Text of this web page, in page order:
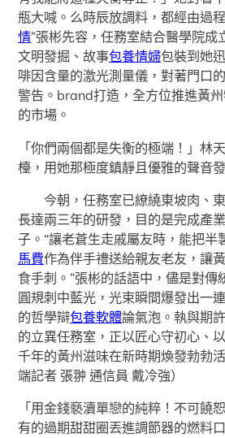
瓶大喊。么時辰放調料，都經由過
情”張彬先容，任務室結合醫學院成
文明發掘、故事包養情婦包裝到她
啡因含量的激光測量儀，對著門口
警告。brand打造，全方位推進黃
的市場。
「你們兩個都是失衡的極端！」林
檯，用她那極度鎮靜且優雅的聲音
今朝，任務室已繚繞東坡肉、
長達兩三年的研發，目的是完成產
子。“讓老蒼生走戚屬友時，能把半
馬費作為伴手禮送給親友老友，讓
食手刺。”張彬的話語中，儘是對傳
圓規刺中藍光，光束瞬間爆發出一
的哲學辯包養軟體論氣泡。執與期
的立異任務室，正以匠心守初心、
千年的黃州滋味在新時期煥發勃勃
端記者 張翀 通信員 戴冷強）
「用金錢褻瀆單戀的純粹！不可饒
有的過期甜甜圈丟進調節器的燃料口